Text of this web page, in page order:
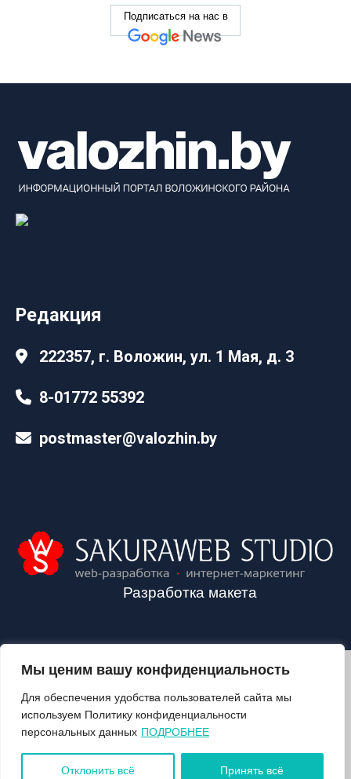
Мы ценим вашу конфиденциальность
Для обеспечения удобства пользователей сайта мы
используем Политику конфиденциальности
персональных данных ПОДРОБНЕЕ
Отклонить всё Принять всё
Подписаться на нас в
Редакция
222357, г. Воложин, ул. 1 Мая, д. 3
8-01772 55392
postmaster@valozhin.by
Разработка макета
2024©VALOZHIN.BY - НОВОСТИ ВОЛОЖИНСКОГО РАЙОНА
О ГАЗЕТЕ
ПОДПИСКА
КОНТАКТЫ